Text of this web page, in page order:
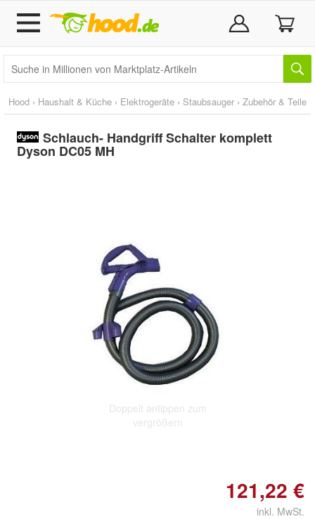
Hood › Haushalt & Küche › Elektrogeräte › Staubsauger › Zubehör & Teile
Schlauch- Handgriff Schalter komplett
Dyson DC05 MH
Doppelt antippen zum
vergrößern
121,22 €
inkl. MwSt.